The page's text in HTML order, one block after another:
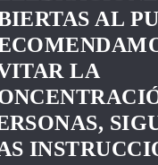
AL
LA